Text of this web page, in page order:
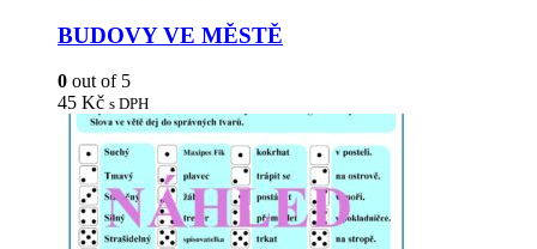
BUDOVY VE MĚSTĚ
0 out of 5
45 Kč s DPH